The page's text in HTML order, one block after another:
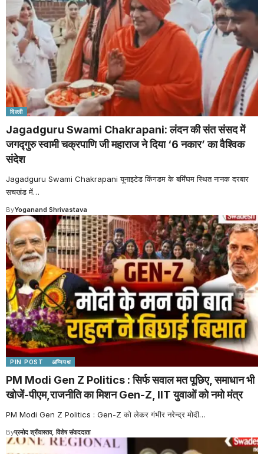
दिल्ली
Jagadguru Swami Chakrapani: लंदन की संत संसद में
जगद्गुरु स्वामी चक्रपाणि जी महाराज ने दिया ‘6 नकार’ का वैश्विक
संदेश
Jagadguru Swami Chakrapani यूनाइटेड किंगडम के बर्मिंघम स्थित नानक दरबार
सचखंड में…
ByYoganand Shrivastava
PIN POST अग्निपथ
PM Modi Gen Z Politics : सिर्फ सवाल मत पूछिए, समाधान भी
खोजें-पीएम,राजनीति का मिशन Gen-Z, IIT युवाओं को नमो मंत्र
PM Modi Gen Z Politics : Gen-Z को लेकर गंभीर नरेन्द्र मोदी…
Byप्रमोद श्रीवास्तव, विशेष संवाददाता